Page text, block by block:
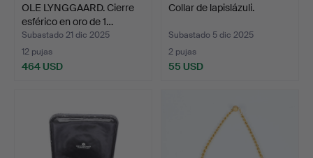
OLE LYNGGAARD. Cierre
esférico en oro de 1…
Subastado 21 dic 2025
12 pujas
464 USD
Collar de lapislázuli.
Subastado 5 dic 2025
2 pujas
55 USD